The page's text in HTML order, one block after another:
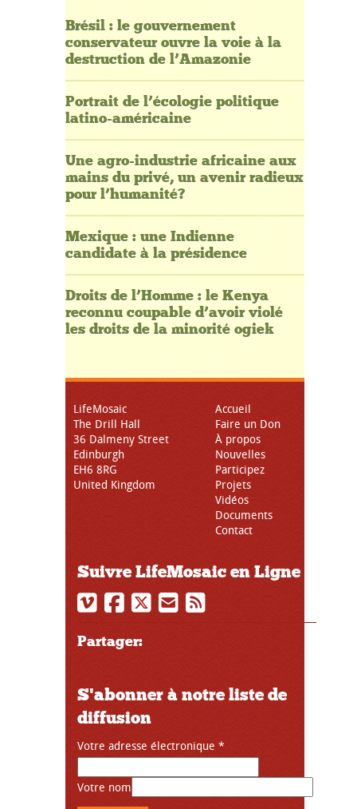
Brésil : le gouvernement
conservateur ouvre la voie à la
destruction de l’Amazonie
Portrait de l’écologie politique
latino-américaine
Une agro-industrie africaine aux
mains du privé, un avenir radieux
pour l’humanité?
Mexique : une Indienne
candidate à la présidence
Droits de l’Homme : le Kenya
reconnu coupable d’avoir violé
les droits de la minorité ogiek
LifeMosaic
The Drill Hall
36 Dalmeny Street
Edinburgh
EH6 8RG
United Kingdom
Accueil
Faire un Don
À propos
Nouvelles
Participez
Projets
Vidéos
Documents
Contact
Suivre LifeMosaic en Ligne
Partager:
S'abonner à notre liste de
diffusion
Votre adresse électronique *
Votre nom